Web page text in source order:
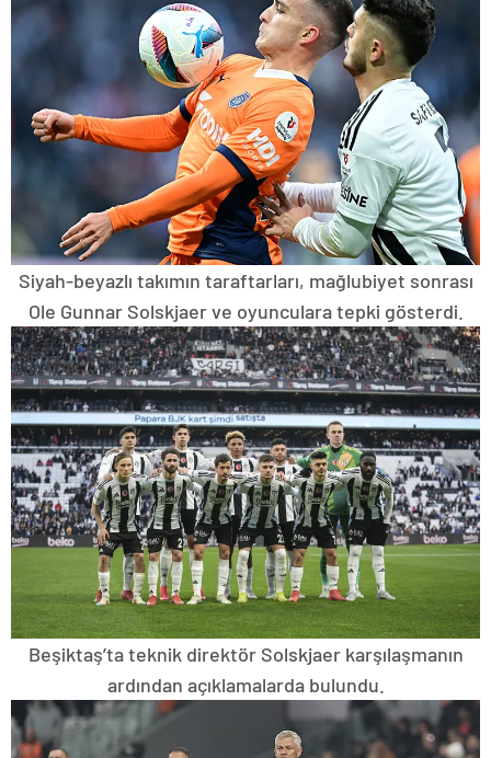
Siyah-beyazlı takımın taraftarları, mağlubiyet sonrası
Ole Gunnar Solskjaer ve oyunculara tepki gösterdi.
Beşiktaş’ta teknik direktör Solskjaer karşılaşmanın
ardından açıklamalarda bulundu.